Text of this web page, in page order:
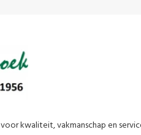
kwaliteit, vakmanschap en